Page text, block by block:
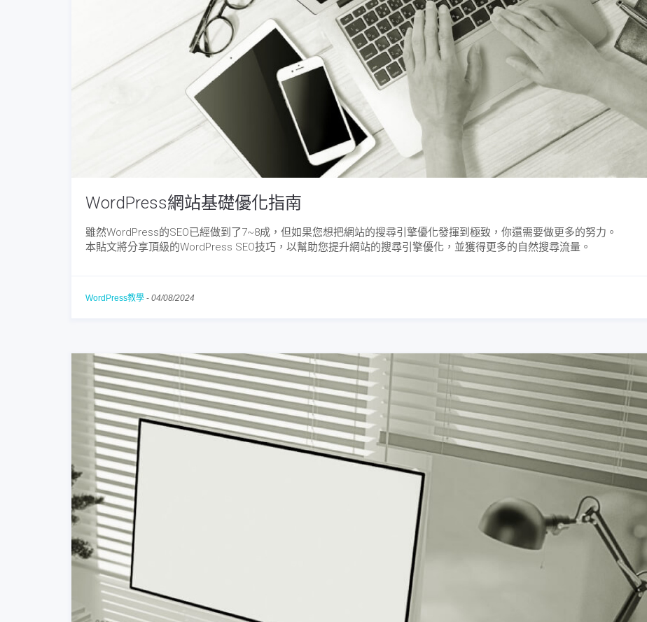
WordPress網站基礎優化指南
雖然WordPress的SEO已經做到了7~8成，但如果您想把網站的搜尋引擎優化發揮到極致，你還需要做更多的努力。
本貼文將分享頂級的WordPress SEO技巧，以幫助您提升網站的搜尋引擎優化，並獲得更多的自然搜尋流量。
WordPress教學 - 04/08/2024